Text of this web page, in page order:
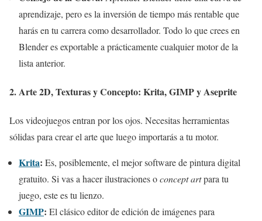
aprendizaje, pero es la inversión de tiempo más rentable que
harás en tu carrera como desarrollador. Todo lo que crees en
Blender es exportable a prácticamente cualquier motor de la
lista anterior.
2. Arte 2D, Texturas y Concepto: Krita, GIMP y Aseprite
Los videojuegos entran por los ojos. Necesitas herramientas
sólidas para crear el arte que luego importarás a tu motor.
Krita: Es, posiblemente, el mejor software de pintura digital
gratuito. Si vas a hacer ilustraciones oconcept artpara tu
juego, este es tu lienzo.
GIMP: El clásico editor de edición de imágenes para